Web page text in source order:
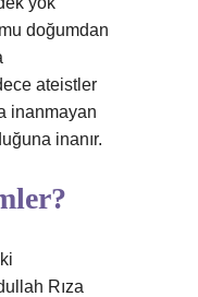
doğumdan
ateistler
inanmayan
inanır.
Rıza